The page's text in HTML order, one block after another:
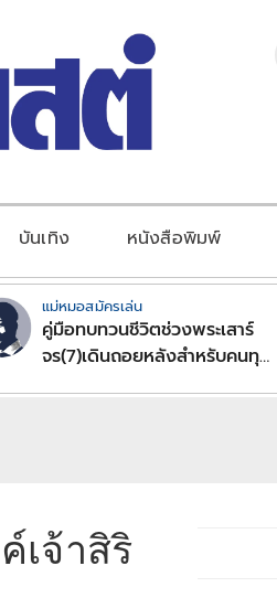
บันเทิง หนังสือพิมพ์
แม่หมอสมัครเล่น
คู่มือทบทวนชีวิตช่วงพระเสาร์
จร(7)เดินถอยหลังสำหรับคนทุก
เจ้าสิริ